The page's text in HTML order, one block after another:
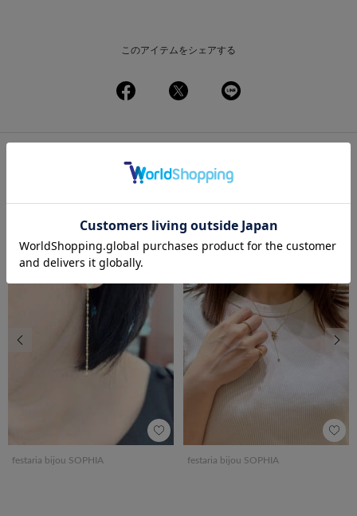
このアイテムをシェアする
festaria bijou SOPHIA festaria bijou SOPHIA
前の画像 次